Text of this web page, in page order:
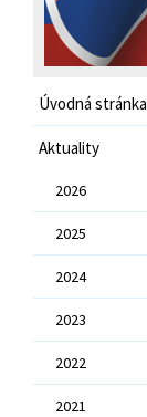
Úvodná stránka
Aktuality
2026
2025
2024
2023
2022
2021